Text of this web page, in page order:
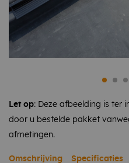
Let op: Deze afbeelding is ter
door u bestelde pakket
afmetingen.
Omschrijving Specificaties